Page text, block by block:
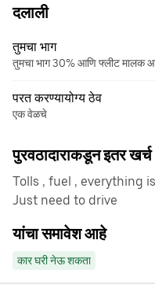
दलाली
तुमचा भाग
तुमचा भाग 30% आणि फ्लीट मालक
परत करण्यायोग्य ठेव
एक वेळचे
पुरवठादाराकडून इतर खर्च
Tolls , fuel , everything
Just need to drive
यांचा समावेश आहे
कार घरी नेऊ शकता